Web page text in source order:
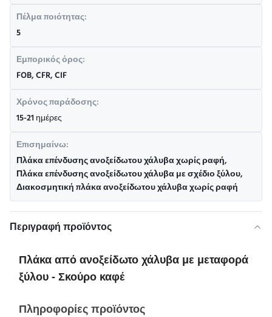
Πέλμα ποιότητας:
5
Εμπορικός όρος:
FOB, CFR, CIF
Χρόνος παράδοσης:
15-21 ημέρες
Επισημαίνω:
Πλάκα επένδυσης ανοξείδωτου χάλυβα χωρίς ραφή,
Πλάκα επένδυσης ανοξείδωτου χάλυβα με σχέδιο ξύλου,
Διακοσμητική πλάκα ανοξείδωτου χάλυβα χωρίς ραφή
Περιγραφή προϊόντος
Πλάκα από ανοξείδωτο χάλυβα με μεταφορά
ξύλου - Σκούρο καφέ
Πληροφορίες προϊόντος